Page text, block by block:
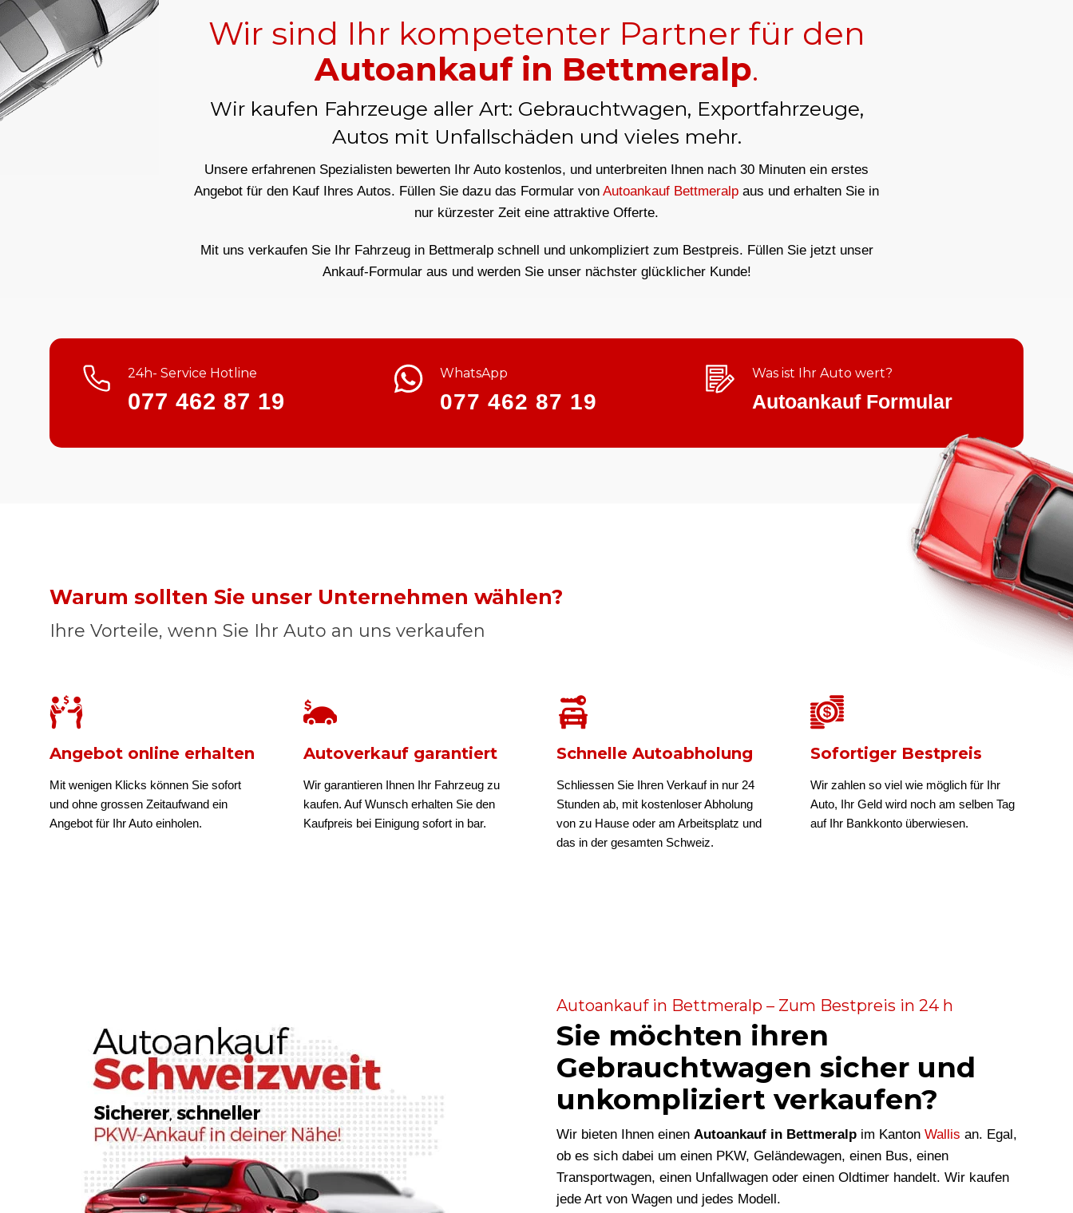
Wir sind Ihr kompetenter Partner für den
Autoankauf in Bettmeralp.
Wir kaufen Fahrzeuge aller Art: Gebrauchtwagen, Exportfahrzeuge,
Autos mit Unfallschäden und vieles mehr.
Unsere erfahrenen Spezialisten bewerten Ihr Auto kostenlos, und unterbreiten Ihnen nach 30 Minuten ein erstes
Angebot für den Kauf Ihres Autos. Füllen Sie dazu das Formular von Autoankauf Bettmeralp aus und erhalten Sie in
nur kürzester Zeit eine attraktive Offerte.
Mit uns verkaufen Sie Ihr Fahrzeug in Bettmeralp schnell und unkompliziert zum Bestpreis. Füllen Sie jetzt unser
Ankauf-Formular aus und werden Sie unser nächster glücklicher Kunde!
24h- Service Hotline
077 462 87 19
WhatsApp
077 462 87 19
Was ist Ihr Auto wert?
Autoankauf Formular
Warum sollten Sie unser Unternehmen wählen?
Ihre Vorteile, wenn Sie Ihr Auto an uns verkaufen
Angebot online erhalten
Mit wenigen Klicks können Sie sofort
und ohne grossen Zeitaufwand ein
Angebot für Ihr Auto einholen.
Autoverkauf garantiert
Wir garantieren Ihnen Ihr Fahrzeug zu
kaufen. Auf Wunsch erhalten Sie den
Kaufpreis bei Einigung sofort in bar.
Schnelle Autoabholung
Schliessen Sie Ihren Verkauf in nur 24
Stunden ab, mit kostenloser Abholung
von zu Hause oder am Arbeitsplatz und
das in der gesamten Schweiz.
Sofortiger Bestpreis
Wir zahlen so viel wie möglich für Ihr
Auto, Ihr Geld wird noch am selben Tag
auf Ihr Bankkonto überwiesen.
Autoankauf in Bettmeralp – Zum Bestpreis in 24 h
Sie möchten ihren
Gebrauchtwagen sicher und
unkompliziert verkaufen?
Wir bieten Ihnen einen Autoankauf in Bettmeralp im Kanton Wallis an. Egal,
ob es sich dabei um einen PKW, Geländewagen, einen Bus, einen
Transportwagen, einen Unfallwagen oder einen Oldtimer handelt. Wir kaufen
jede Art von Wagen und jedes Modell.